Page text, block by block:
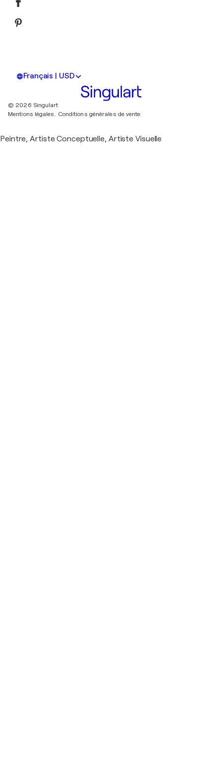
Français | USD
© 2026 Singulart
Mentions légales. Conditions générales de vente
Peintre, Artiste Conceptuelle, Artiste Visuelle